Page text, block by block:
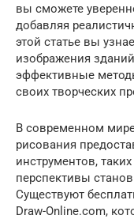
вы сможете
добавляя
этой статье вы
изображения
эффективные
своих творческих
В современном
рисования
инструментов,
перспективы
Существуют
Draw-Online.com,